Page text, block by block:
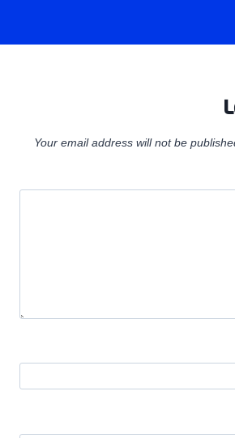
Your email address will not be